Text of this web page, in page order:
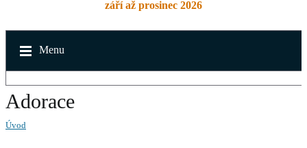
září až prosinec 2026
Menu
Adorace
Úvod